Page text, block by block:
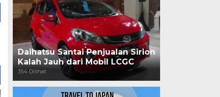
Daihatsu Santai Penjualan Sirion
Kalah Jauh dari Mobil LCGC
354 Dilihat